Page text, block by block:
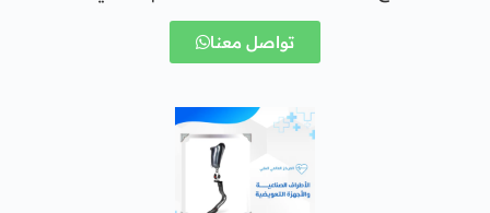
تواصل معنا